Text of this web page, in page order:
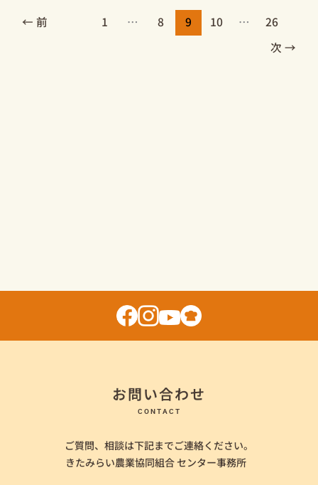
← 前 1 … 8 9 10 …
26
次 →
お問い合わせ
CONTACT
ご質問、相談は下記までご連絡ください。
きたみらい農業協同組合 センター事務所